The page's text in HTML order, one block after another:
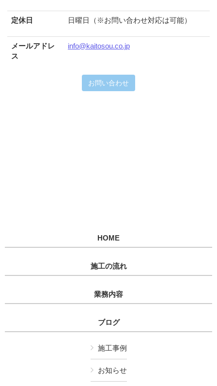
定休日 日曜日（※お問い合わせ対応は可能）
メールアドレ
ス
info@kaitosou.co.jp
お問い合わせ
HOME
施工の流れ
業務内容
ブログ
施工事例
お知らせ